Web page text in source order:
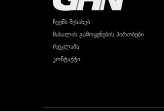
ჩვენს შესახებ
მასალის გამოყენების პირობები
რეკლამა
კონტაქტი